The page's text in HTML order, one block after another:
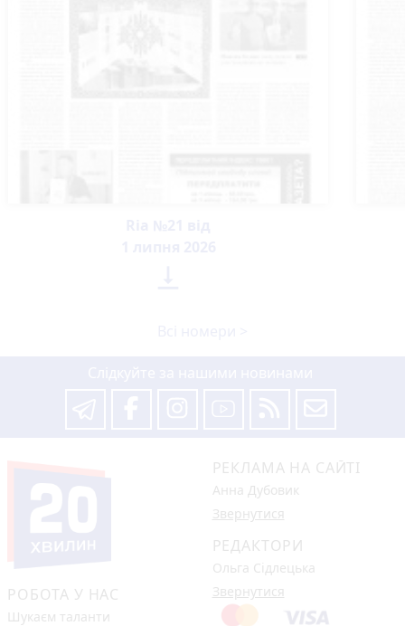
РОБОТА У НАС
Шукаєм таланти
РЕКЛАМА НА САЙТІ
Анна Дубовик
Звернутися
РЕДАКТОРИ
Ольга Сідлецька
Звернутися